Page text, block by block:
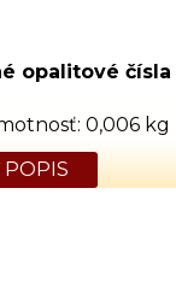
opalitové čísla
0,006 kg
POPIS